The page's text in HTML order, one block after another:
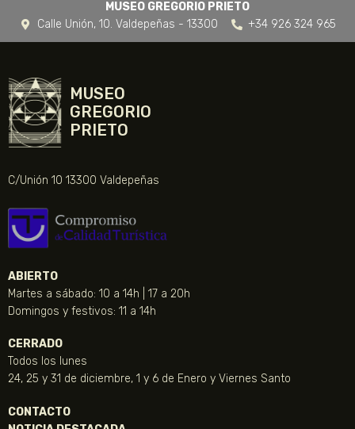
MUSEO GREGORIO PRIETO
Calle Unión, 10. Valdepeñas - 13300
+34 926 324 965
MUSEO
GREGORIO
PRIETO
C/Unión 10 13300 Valdepeñas
ABIERTO
Martes a sábado: 10 a 14h | 17 a 20h
Domingos y festivos: 11 a 14h
CERRADO
Todos los lunes
24, 25 y 31 de diciembre, 1 y 6 de Enero y Viernes Santo
CONTACTO